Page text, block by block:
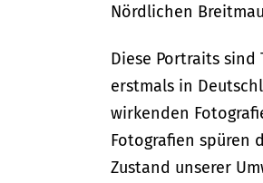
Nördlichen
Diese Portraits sind
erstmals in
wirkenden
Fotografien spüren
Zustand unserer